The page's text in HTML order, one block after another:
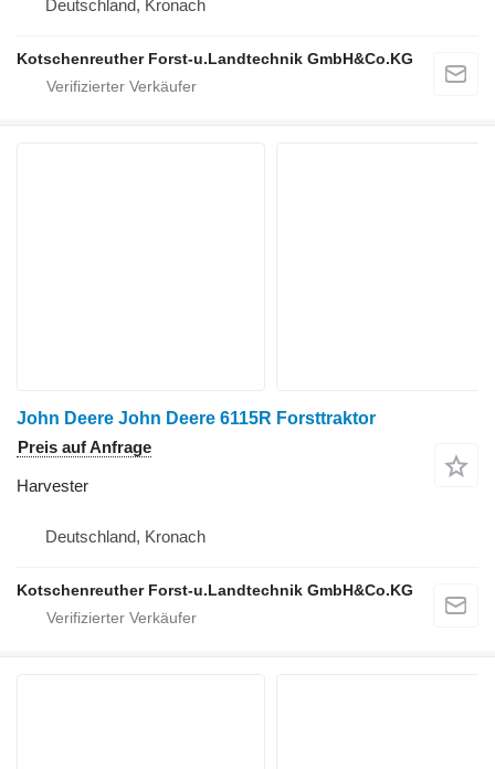
Deutschland, Kronach
Kotschenreuther Forst-u.Landtechnik GmbH&Co.KG
John Deere John Deere 6115R Forsttraktor
Preis auf Anfrage
Harvester
Deutschland, Kronach
Kotschenreuther Forst-u.Landtechnik GmbH&Co.KG